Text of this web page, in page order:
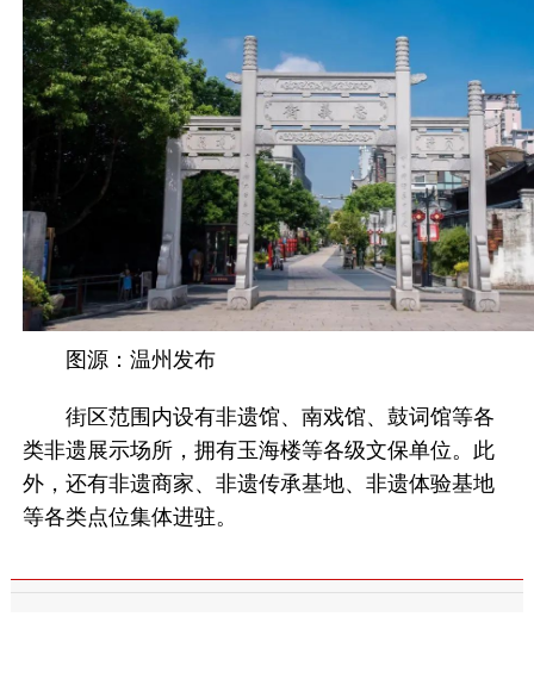
图源：温州发布
街区范围内设有非遗馆、南戏馆、鼓词馆等各
类非遗展示场所，拥有玉海楼等各级文保单位。此
外，还有非遗商家、非遗传承基地、非遗体验基地
等各类点位集体进驻。